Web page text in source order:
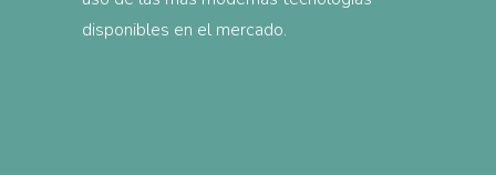
disponibles en el mercado.